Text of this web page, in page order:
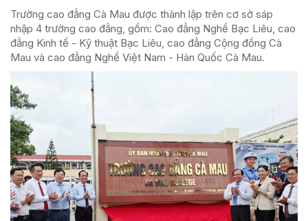
Trường cao đẳng Cà Mau được thành lập trên cơ sở sáp
nhập 4 trường cao đẳng, gồm: Cao đẳng Nghề Bạc Liêu, cao
đẳng Kinh tế - Kỹ thuật Bạc Liêu, cao đẳng Cộng đồng Cà
Mau và cao đẳng Nghề Việt Nam - Hàn Quốc Cà Mau.